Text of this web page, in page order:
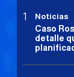
Noticias
Caso
detalle